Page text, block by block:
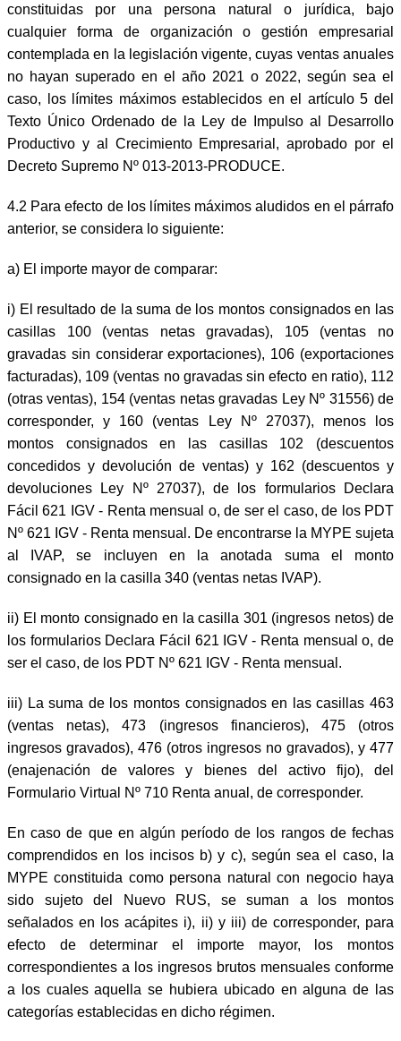
constituidas por una persona natural o jurídica, bajo
cualquier forma de organización o gestión empresarial
contemplada en la legislación vigente, cuyas ventas anuales
no hayan superado en el año 2021 o 2022, según sea el
caso, los límites máximos establecidos en el artículo 5 del
Texto Único Ordenado de la Ley de Impulso al Desarrollo
Productivo y al Crecimiento Empresarial, aprobado por el
Decreto Supremo Nº 013-2013-PRODUCE.
4.2 Para efecto de los límites máximos aludidos en el párrafo
anterior, se considera lo siguiente:
a) El importe mayor de comparar:
i) El resultado de la suma de los montos consignados en las
casillas 100 (ventas netas gravadas), 105 (ventas no
gravadas sin considerar exportaciones), 106 (exportaciones
facturadas), 109 (ventas no gravadas sin efecto en ratio), 112
(otras ventas), 154 (ventas netas gravadas Ley Nº 31556) de
corresponder, y 160 (ventas Ley Nº 27037), menos los
montos consignados en las casillas 102 (descuentos
concedidos y devolución de ventas) y 162 (descuentos y
devoluciones Ley Nº 27037), de los formularios Declara
Fácil 621 IGV - Renta mensual o, de ser el caso, de los PDT
Nº 621 IGV - Renta mensual. De encontrarse la MYPE sujeta
al IVAP, se incluyen en la anotada suma el monto
consignado en la casilla 340 (ventas netas IVAP).
ii) El monto consignado en la casilla 301 (ingresos netos) de
los formularios Declara Fácil 621 IGV - Renta mensual o, de
ser el caso, de los PDT Nº 621 IGV - Renta mensual.
iii) La suma de los montos consignados en las casillas 463
(ventas netas), 473 (ingresos financieros), 475 (otros
ingresos gravados), 476 (otros ingresos no gravados), y 477
(enajenación de valores y bienes del activo fijo), del
Formulario Virtual Nº 710 Renta anual, de corresponder.
En caso de que en algún período de los rangos de fechas
comprendidos en los incisos b) y c), según sea el caso, la
MYPE constituida como persona natural con negocio haya
sido sujeto del Nuevo RUS, se suman a los montos
señalados en los acápites i), ii) y iii) de corresponder, para
efecto de determinar el importe mayor, los montos
correspondientes a los ingresos brutos mensuales conforme
a los cuales aquella se hubiera ubicado en alguna de las
categorías establecidas en dicho régimen.